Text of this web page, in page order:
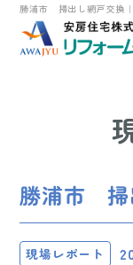
勝浦市 掃出し網戸交換
勝浦市 掃
現場レポート